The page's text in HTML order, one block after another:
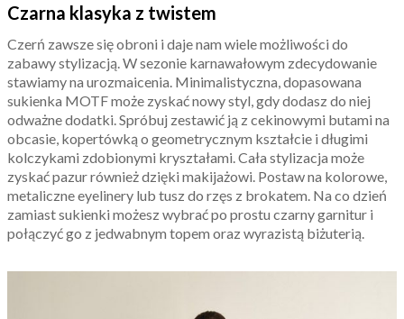
Czarna klasyka z twistem
Czerń zawsze się obroni i daje nam wiele możliwości do
zabawy stylizacją. W sezonie karnawałowym zdecydowanie
stawiamy na urozmaicenia. Minimalistyczna, dopasowana
sukienka MOTF może zyskać nowy styl, gdy dodasz do niej
odważne dodatki. Spróbuj zestawić ją z cekinowymi butami na
obcasie, kopertówką o geometrycznym kształcie i długimi
kolczykami zdobionymi kryształami. Cała stylizacja może
zyskać pazur również dzięki makijażowi. Postaw na kolorowe,
metaliczne eyelinery lub tusz do rzęs z brokatem. Na co dzień
zamiast sukienki możesz wybrać po prostu czarny garnitur i
połączyć go z jedwabnym topem oraz wyrazistą biżuterią.